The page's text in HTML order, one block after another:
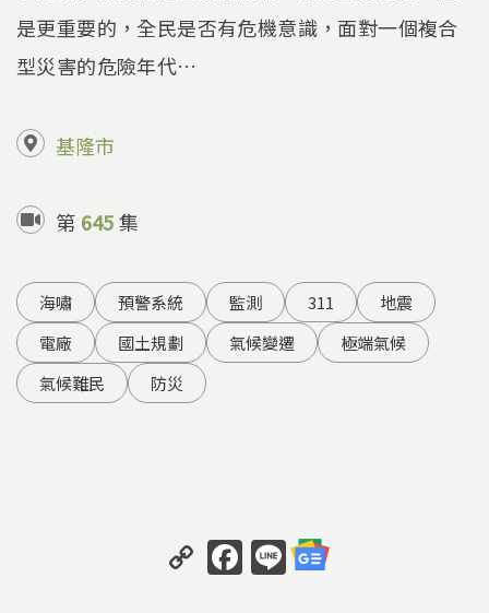
是更重要的，全民是否有危機意識，面對一個複合
型災害的危險年代…
基隆市
第 645集
海嘯 預警系統 監測 311
地震
電廠
國土規劃 氣候變遷
極端氣候
氣候難民
防災
C
o
F
a
Li
n